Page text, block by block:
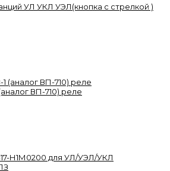
УЛ УКЛ УЭЛ(кнопка с стрелкой )
ВП-710) реле